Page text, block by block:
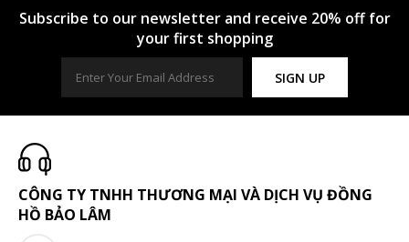
Subscribe to our newsletter and receive 20% off for
your first shopping
SIGN UP
CÔNG TY TNHH THƯƠNG MẠI VÀ DỊCH VỤ ĐỒNG
HỒ BẢO LÂM